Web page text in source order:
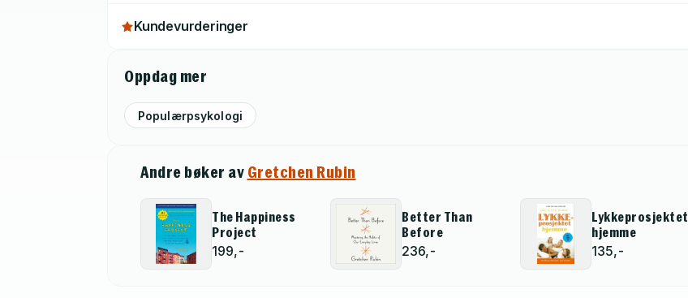
Kundevurderinger
Oppdag mer
Populærpsykologi
Andre bøker av Gretchen Rubin
The Happiness
Project
199,-
Better Than
Before
236,-
Lykkeprosjektet
hjemme
135,-